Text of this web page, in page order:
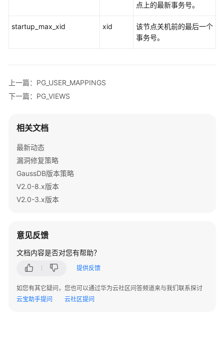
南
8.x）
指
（集
中
式
_V2.0-
8.x）
指
南
（分
布
式
_V2.0-
点上的最新事务号。
startup_max_xid xid
该节点关机前的最后一个
事务号。
上一篇：PG_USER_MAPPINGS
下一篇：PG_VIEWS
相关文档
最新动态
漏洞修复策略
GaussDB版本策略
V2.0-8.x版本
V2.0-3.x版本
意见反馈
文档内容是否对您有帮助？
提供反馈
如您有其它疑问，您也可以通过华为云社区问答频道来与我们联系探讨
云宝助手提问
云社区提问